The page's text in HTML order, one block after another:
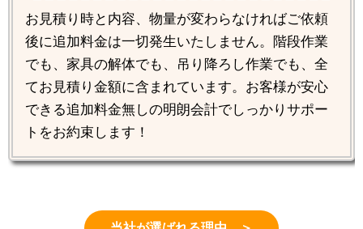
お見積り時と内容、物量が変わらなければご依頼
後に追加料金は一切発生いたしません。階段作業
でも、家具の解体でも、吊り降ろし作業でも、全
てお見積り金額に含まれています。お客様が安心
できる追加料金無しの明朗会計でしっかりサポー
トをお約束します！